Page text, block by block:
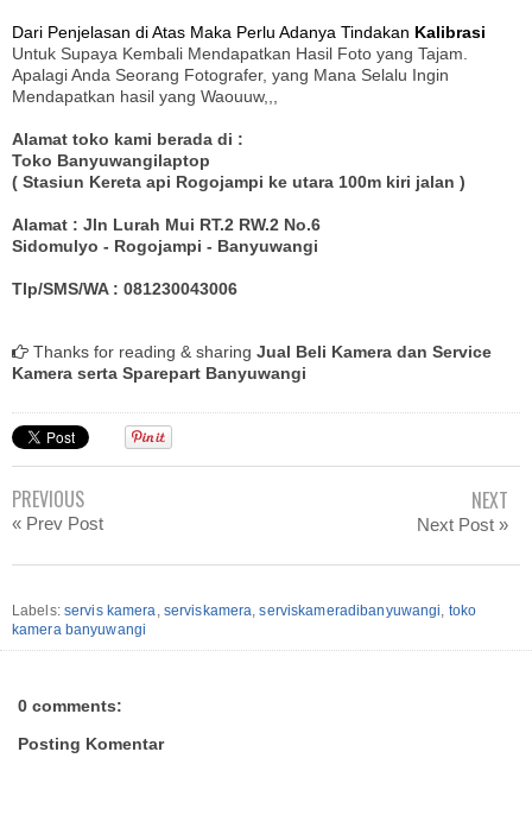
Dari Penjelasan di Atas Maka Perlu Adanya Tindakan Kalibrasi
Untuk Supaya Kembali Mendapatkan Hasil Foto yang Tajam.
Apalagi Anda Seorang Fotografer, yang Mana Selalu Ingin
Mendapatkan hasil yang Waouuw,,,
Alamat toko kami berada di :
Toko Banyuwangilaptop
( Stasiun Kereta api Rogojampi ke utara 100m kiri jalan )
Alamat : Jln Lurah Mui RT.2 RW.2 No.6
Sidomulyo - Rogojampi - Banyuwangi
Tlp/SMS/WA : 081230043006
Thanks for reading & sharing Jual Beli Kamera dan Service
Kamera serta Sparepart Banyuwangi
PREVIOUS
« Prev Post
NEXT
Next Post »
Labels: servis kamera, serviskamera,serviskameradibanyuwangi, toko
kamera banyuwangi
0 comments:
Posting Komentar